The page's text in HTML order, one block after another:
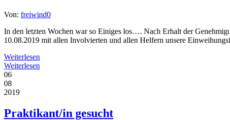
Von: freiwind0
In den letzten Wochen war so Einiges los…. Nach Erhalt der
10.08.2019 mit allen Involvierten und allen Helfern unsere
Weiterlesen
Weiterlesen
06
08
2019
Praktikant/in gesucht